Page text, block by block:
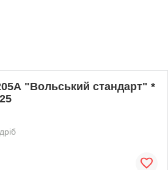
"Вольський стандарт" *